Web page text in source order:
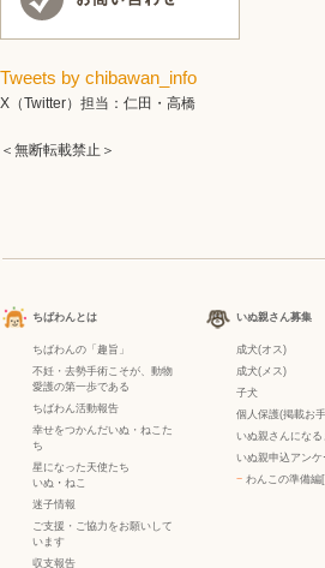
Tweets by chibawan_info
X（Twitter）担当：仁田・高橋
＜無断転載禁止＞
ちばわんとは
ちばわんの「趣旨」
不妊・去勢手術こそが、動物
愛護の第一歩である
ちばわん活動報告
幸せをつかんだいぬ・ねこた
ち
星になった天使たち
いぬ ・ ねこ
迷子情報
ご支援・ご協力をお願いして
います
収支報告
いぬ親さん募集
成犬(オス)
成犬(メス)
子犬
個人保護(掲載お
いぬ親さんになる
いぬ親申込アンケ
− わんこの準備編